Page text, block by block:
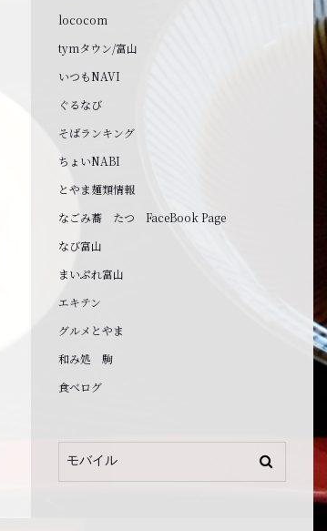
lococom
tymタウン/富山
いつもNAVI
ぐるなび
そばランキング
ちょいNABI
とやま麺類情報
なごみ蕎 たつ FaceBook Page
なび富山
まいぷれ富山
エキテン
グルメとやま
和み処 駒
食べログ